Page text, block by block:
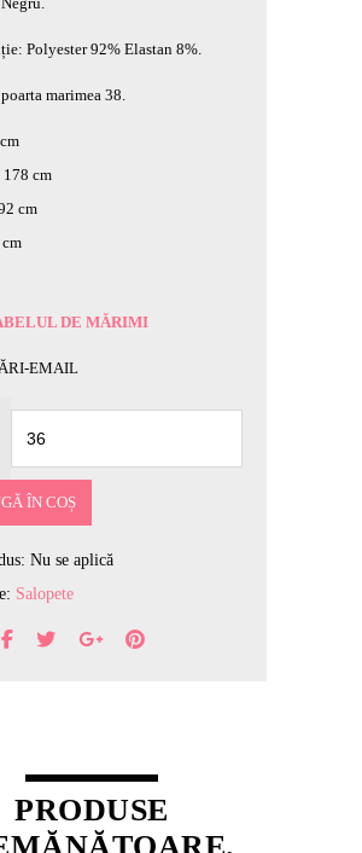
Polyester 92% Elastan 8%.
marimea 38.
cm
cm
DE MĂRIMI
EMAIL
ÎN COȘ
Nu se aplică
Salopete
PRODUSE